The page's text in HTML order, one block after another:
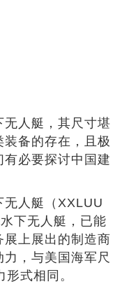
人艇，其尺寸堪
备的存在，且极
必要探讨中国建
无人艇（XXLUU
下无人艇，已能
上展出的制造商
，与美国海军尺
式相同。